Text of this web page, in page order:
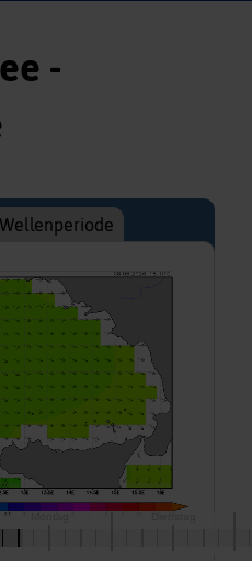
-
Wellenperiode